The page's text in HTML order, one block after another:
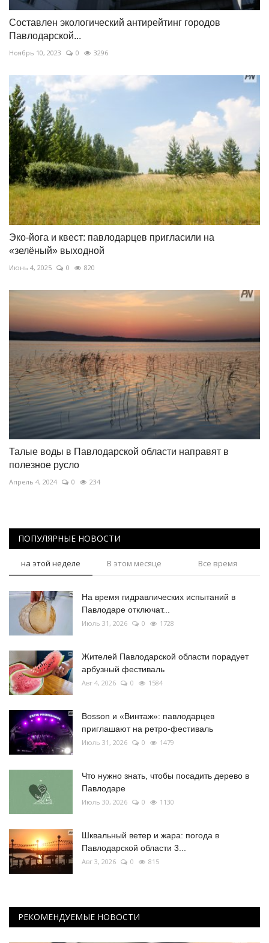
Составлен экологический антирейтинг городов
Павлодарской...
Ноябрь 10, 2023 0 3296
Эко-йога и квест: павлодарцев пригласили на
«зелёный» выходной
Июнь 4, 2025 0 820
Талые воды в Павлодарской области направят в
полезное русло
Апрель 4, 2024 0 234
ПОПУЛЯРНЫЕ НОВОСТИ
на этой неделе В этом месяце Все время
На время гидравлических испытаний в
Павлодаре отключат...
Июль 31, 2026 0 1728
Жителей Павлодарской области порадует
арбузный фестиваль
Авг 4, 2026 0 1584
Bosson и «Винтаж»: павлодарцев
приглашают на ретро-фестиваль
Июль 31, 2026 0 1479
Что нужно знать, чтобы посадить дерево в
Павлодаре
Июль 30, 2026 0 1130
Шквальный ветер и жара: погода в
Павлодарской области 3...
Авг 3, 2026 0 815
РЕКОМЕНДУЕМЫЕ НОВОСТИ